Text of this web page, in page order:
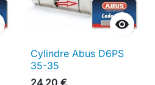

Cylindre Abus D6PS
35-35
24,20 €